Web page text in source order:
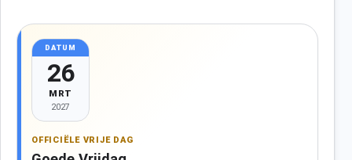
DATUM
26
MRT
2027
OFFICIËLE VRIJE DAG